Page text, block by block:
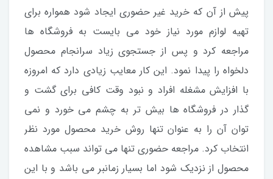
پیش از آن که خرید غیر حضوری ایجاد شود همواره برای
تهیه لوازم مورد نیاز خود می بایست به فروشگاه ها
مراجعه کرد و پس از جستجوی زیاد سرانجام محصول
دلخواه را پیدا نمود. این کار معایب زیادی دارد که امروزه
با افزایش مشغله افراد و نبود وقت کافی برای گشت و
گذار در فروشگاه ها بیش تر به چشم می خورد و نمی
توان آن را به عنوان تنها روش خرید محصول مورد نظر
انتخاب کرد. مراجعه حضوری تنها می تواند سبب مشاهده
محصول از نزدیک شود اما بسیار زمانبر می باشد و با این